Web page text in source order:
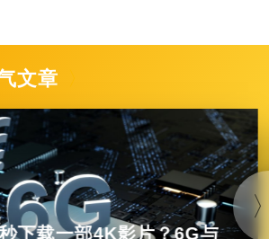
文章
下载一部4K影片？6G与